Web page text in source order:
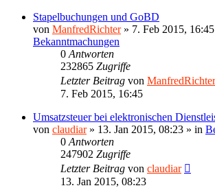
Stapelbuchungen und GoBD
von ManfredRichter» 7. Feb 2015, 16:45
Bekanntmachungen
0 Antworten
232865 Zugriffe
Letzter Beitrag von ManfredRichter
7. Feb 2015, 16:45
Umsatzsteuer bei elektronischen
von claudiar» 13. Jan 2015, 08:23 » in
0 Antworten
247902 Zugriffe
Letzter Beitrag von claudiar
13. Jan 2015, 08:23